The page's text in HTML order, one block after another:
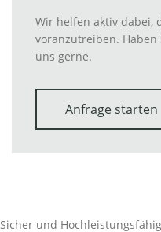
Wir helfen aktiv dabei,
voranzutreiben. Haben
uns gerne.
Anfrage starten
Sicher und